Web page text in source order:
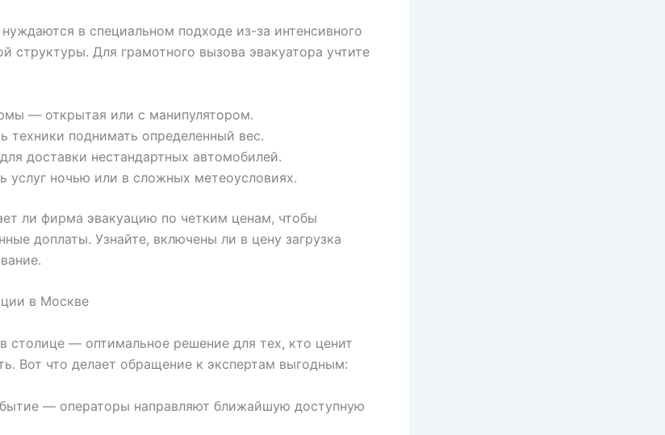
в специальном подходе из-за интенсивного
структуры. Для грамотного вызова эвакуатора учтите
— открытая или с манипулятором.
техники поднимать определенный вес.
доставки нестандартных автомобилей.
услуг ночью или в сложных метеоусловиях.
ли фирма эвакуацию по четким ценам, чтобы
доплаты. Узнайте, включены ли в цену загрузка
в Москве
в столице — оптимальное решение для тех, кто ценит
Вот что делает обращение к экспертам выгодным:
— операторы направляют ближайшую доступную